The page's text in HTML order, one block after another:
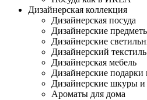
Дизайнерская коллекция
Дизайнерская посуда
Дизайнерские
Дизайнерские
Дизайнерский текстиль
Дизайнерская мебель
Дизайнерские
Дизайнерские шкуры и
Ароматы для дома